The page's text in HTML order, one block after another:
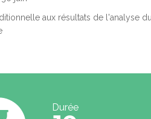
aux résultats de l'analyse du
Durée